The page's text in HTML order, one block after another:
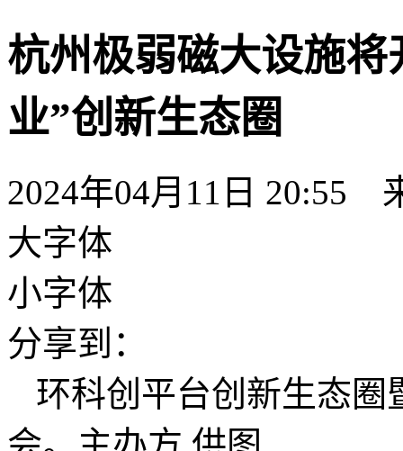
杭州极弱磁大设施
业”创新生态圈
2024年04月11日 20:55
大字体
小字体
分享到：
环科创平台创新生态圈